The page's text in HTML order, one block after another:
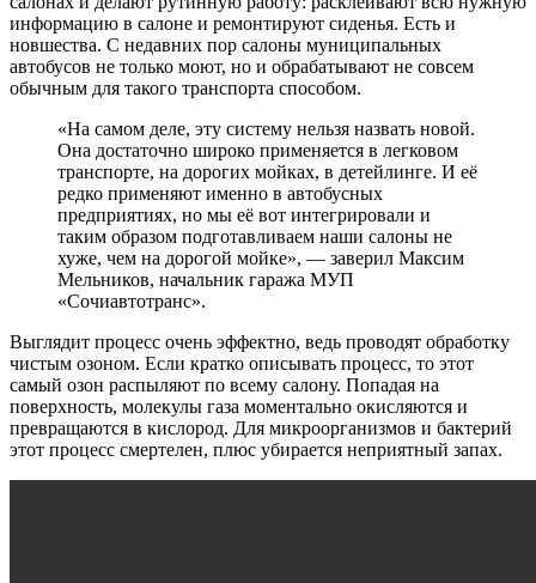
информацию в салоне и ремонтируют сиденья. Есть и
новшества. С недавних пор салоны муниципальных
автобусов не только моют, но и обрабатывают не совсем
обычным для такого транспорта способом.
«На самом деле, эту систему нельзя назвать новой.
Она достаточно широко применяется в легковом
транспорте, на дорогих мойках, в детейлинге. И её
редко применяют именно в автобусных
предприятиях, но мы её вот интегрировали и
таким образом подготавливаем наши салоны не
хуже, чем на дорогой мойке», — заверил Максим
Мельников, начальник гаража МУП
«Сочиавтотранс».
Выглядит процесс очень эффектно, ведь проводят обработку
чистым озоном. Если кратко описывать процесс, то этот
самый озон распыляют по всему салону. Попадая на
поверхность, молекулы газа моментально окисляются и
превращаются в кислород. Для микроорганизмов и бактерий
этот процесс смертелен, плюс убирается неприятный запах.